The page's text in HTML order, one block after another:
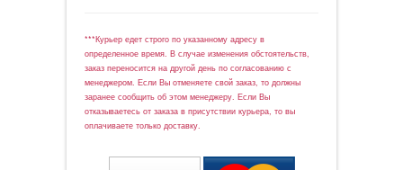
***Курьер едет строго по указанному адресу в
определенное время. В случае изменения обстоятельств,
заказ переносится на другой день по согласованию с
менеджером. Если Вы отменяете свой заказ, то должны
заранее сообщить об этом менеджеру. Если Вы
отказываетесь от заказа в присутствии курьера, то вы
оплачиваете только доставку.